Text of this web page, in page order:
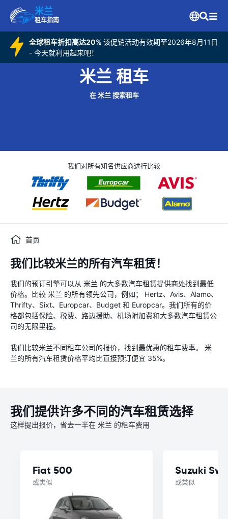
米兰
租车指南
全球租车折扣高达20% 该促销活动有效期至2026年8月11日
- 今天就利用起来吧！
米兰 租车
在 米兰 搜索租车
我们对所有知名供应商进行比较
首页
我们比较米兰的所有汽车租赁！
我们的预订引擎可以从 米兰 的大多数汽车租赁提供商处找到最低
价格。比较 米兰 的所有领先公司，例如； Hertz、Avis、Alamo、
Thrifty、Sixt、Europcar、Budget 和 Europcar。我们所有的价
格都包括保险、税费、路边援助、机场附加费和大多数汽车租赁公
司的无限里程。
我们比较米兰不同租车公司的报价，找到最优惠的租车费率。 米
兰的所有汽车租赁价格平均比直接预订便宜 35%。
我们提供许多不同的汽车租赁选择
这样提出报价，省去一半在 米兰 的租车费用
Fiat 500
或类似
Suzuki
或类似